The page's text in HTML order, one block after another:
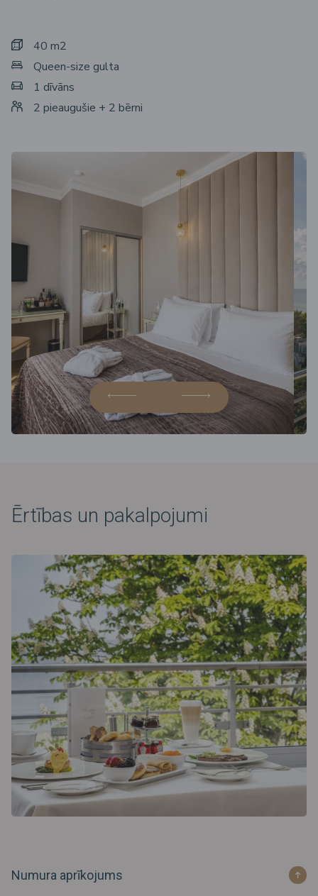
40 m2
Queen-size gulta
1 dīvāns
2 pieaugušie + 2 bērni
Ērtības un pakalpojumi
Numura aprīkojums